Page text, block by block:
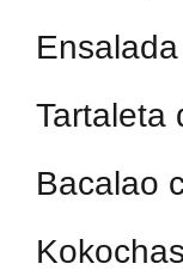
Tartaleta
Bacalao